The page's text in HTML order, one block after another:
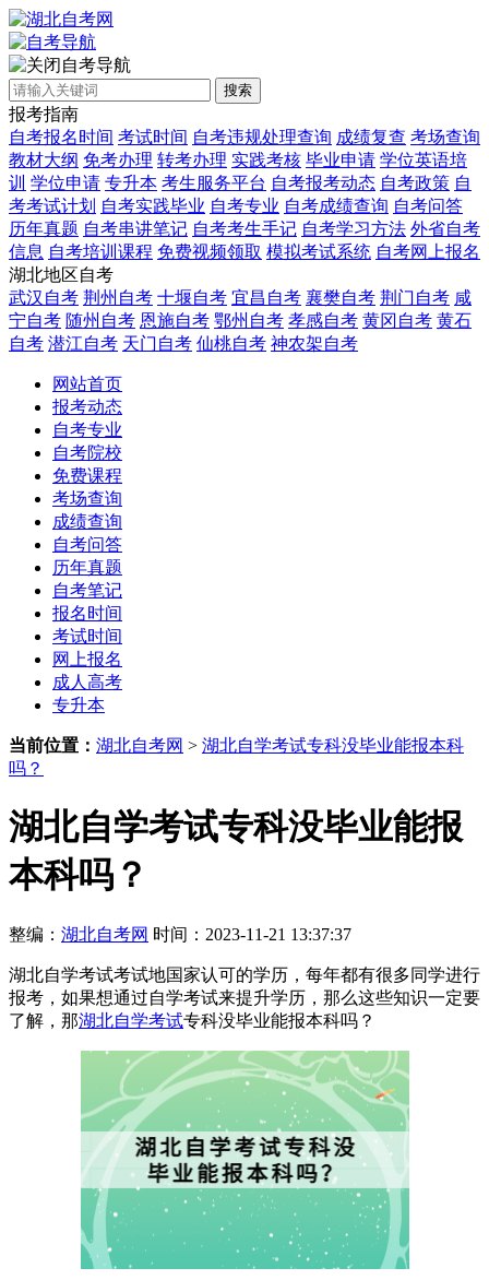
自考导航
搜索
报考指南
自考报名时间 考试时间 自考违规处理查询 成绩复查 考场查询
教材大纲 免考办理 转考办理 实践考核 毕业申请 学位英语培
训 学位申请 专升本 考生服务平台 自考报考动态 自考政策 自
考考试计划 自考实践毕业 自考专业 自考成绩查询 自考问答
历年真题 自考串讲笔记 自考考生手记 自考学习方法 外省自考
信息 自考培训课程 免费视频领取 模拟考试系统 自考网上报名
湖北地区自考
武汉自考 荆州自考 十堰自考 宜昌自考 襄樊自考 荆门自考 咸
宁自考 随州自考 恩施自考 鄂州自考 孝感自考 黄冈自考 黄石
自考 潜江自考 天门自考 仙桃自考 神农架自考
网站首页
报考动态
自考专业
自考院校
免费课程
考场查询
成绩查询
自考问答
历年真题
自考笔记
报名时间
考试时间
网上报名
成人高考
专升本
当前位置： 湖北自考网 > 湖北自学考试专科没毕业能报本科
吗？
湖北自学考试专科没毕业能报
本科吗？
整编： 湖北自考网 时间：2023-11-21 13:37:37
湖北自学考试考试地国家认可的学历，每年都有很多同学进行
报考，如果想通过自学考试来提升学历，那么这些知识一定要
了解，那湖北自学考试专科没毕业能报本科吗？